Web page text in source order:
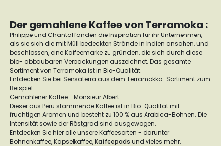
Der gemahlene Kaffee von Terramoka :
Philippe und Chantal fanden die Inspiration für ihr Unternehmen,
als sie sich die mit Müll bedeckten Strände in Indien ansahen, und
beschlossen, eine Kaffeemarke zu gründen, die sich durch diese
bio- abbaubaren Verpackungen auszeichnet. Das gesamte
Sortiment von Terramoka ist in Bio-Qualität.
Entdecken Sie bei Sensaterra aus dem Terramokka-Sortiment zum
Beispiel :
Gemahlener Kaffee - Monsieur Albert :
Dieser aus Peru stammende Kaffee ist in Bio-Qualität mit
fruchtigen Aromen und besteht zu 100 % aus Arabica-Bohnen. Die
Intensität sowie der Röstgrad sind ausgewogen.
Entdecken Sie hier alle unsere Kaffeesorten - darunter
Bohnenkaffee, Kapselkaffee,Kaffeepads und vieles mehr.